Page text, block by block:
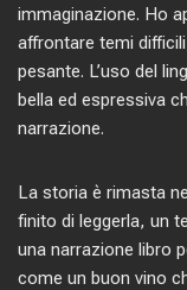
immaginazione. Ho
affrontare temi
pesante. L’uso del
bella ed espressiva
narrazione.
La storia è rimasta
finito di leggerla, un
una narrazione libro
come un buon vino